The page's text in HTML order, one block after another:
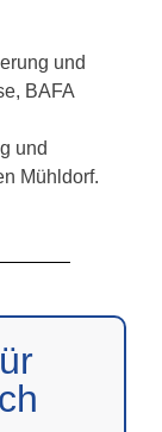
und
BAFA
und
Mühldorf.